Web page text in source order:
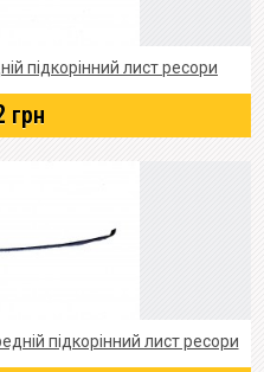
підкорінний лист ресори
грн
підкорінний лист ресори